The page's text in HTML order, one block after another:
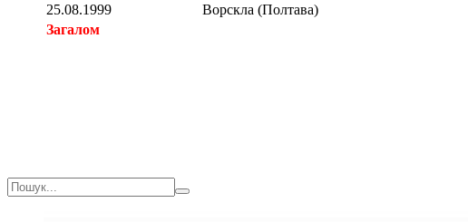
25.08.1999
Ворскла (Полтава)
Загалом